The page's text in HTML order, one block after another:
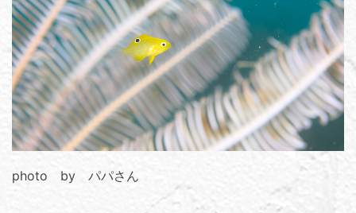
photo by パパさん